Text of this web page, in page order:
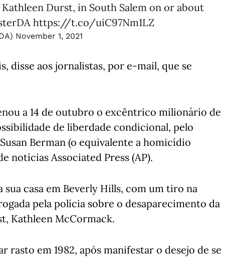
Durst, in South Salem on or about
https://t.co/uiC97Nm1LZ
November 1, 2021
disse aos jornalistas, por e-mail, que se
a 14 de outubro o excêntrico milionário de
de liberdade condicional, pelo
Berman (o equivalente a homicídio
notícias Associated Press (AP).
casa em Beverly Hills, com um tiro na
pela polícia sobre o desaparecimento da
Kathleen McCormack.
rasto em 1982, após manifestar o desejo de se